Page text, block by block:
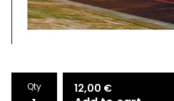
Qty 12,00 €